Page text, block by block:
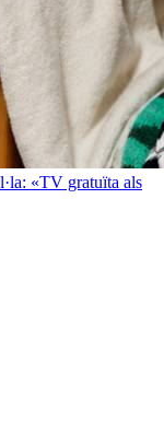
«TV gratuïta als